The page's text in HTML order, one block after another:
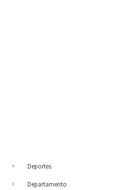
Deportes
Departamento